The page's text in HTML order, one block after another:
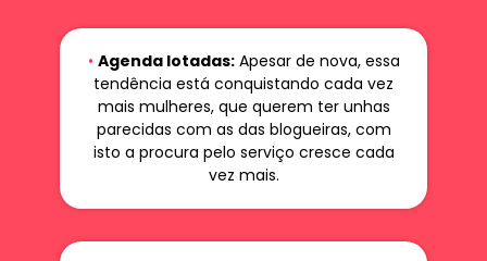
• Agenda lotadas:Apesar de nova, essa
tendência está conquistando cada vez
mais mulheres, que querem ter unhas
parecidas com as das blogueiras, com
isto a procura pelo serviço cresce cada
vez mais.